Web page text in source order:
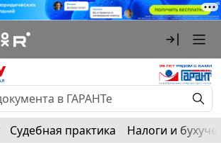
Судебная практика Налоги и